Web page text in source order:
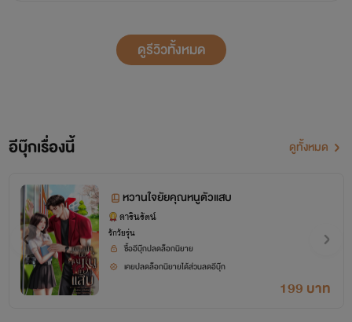
ดูรีวิวทั้งหมด
อีบุ๊กเรื่องนี้ ดูทั้งหมด
หวานใจยัยคุณหนูตัวแสบ
ดารินรัตน์
รักวัยรุ่น
ซื้ออีบุ๊กปลดล็อกนิยาย
เคยปลดล็อกนิยายได้ส่วนลดอีบุ๊ก
199 บาท